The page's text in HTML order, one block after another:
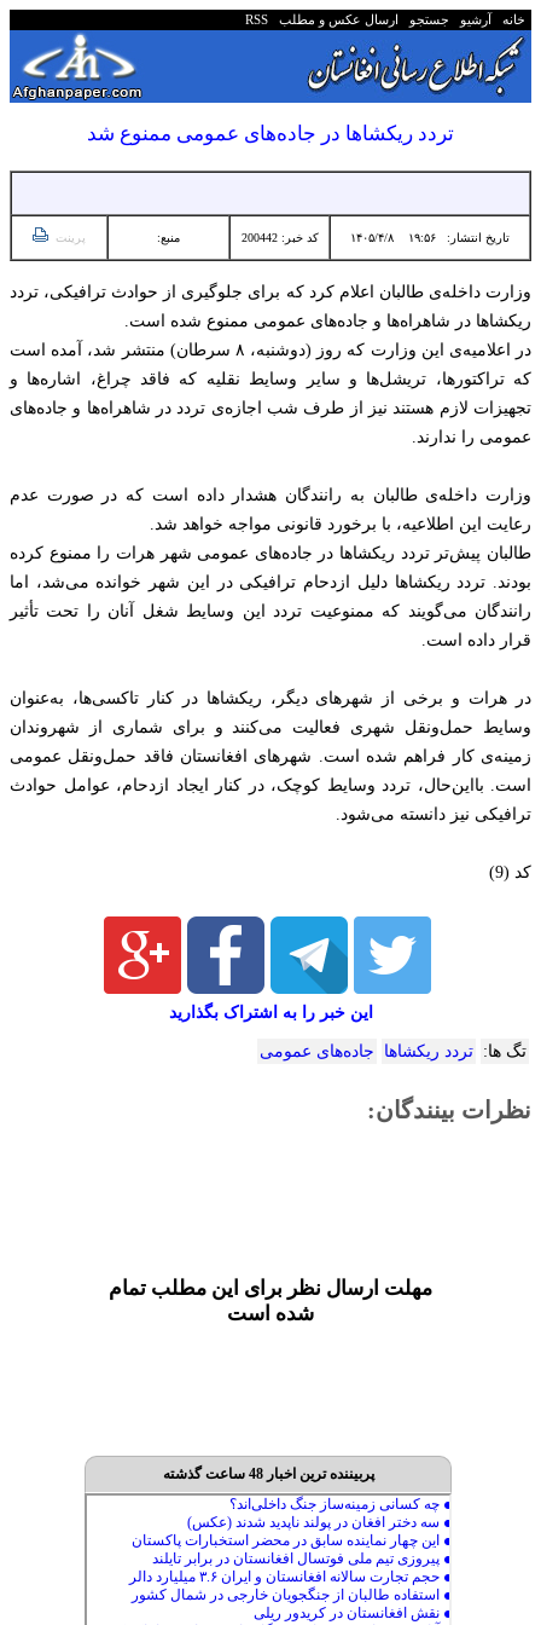
خانه آرشیو جستجو ارسال عکس و مطلب RSS
تردد ریکشاها در جاده‌های عمومی ممنوع شد
تاریخ انتشار: ۱۹:۵۶ ۱۴۰۵/۴/۸ کد خبر: 200442 منبع: پرینت
وزارت داخله‌ی طالبان اعلام کرد که برای جلوگیری از حوادث ترافیکی، تردد
‏ریکشاها در شاهراه‌ها و جاده‌های عمومی ممنوع شده است.‏
در اعلامیه‌ی این وزارت که روز (دوشنبه، ۸ سرطان) منتشر شد، آمده است
که ‏تراکتورها، تریشل‌ها و سایر وسایط نقلیه که فاقد چراغ، اشاره‌ها و
تجهیزات ‏لازم هستند نیز از طرف شب اجازه‌ی تردد در شاهراه‌ها و جاده‌های
عمومی را ‏ندارند.‏
وزارت داخله‌ی طالبان به رانندگان هشدار داده است که در صورت عدم
رعایت ‏این اطلاعیه، با برخورد قانونی مواجه خواهد شد.‏
طالبان پیش‌تر تردد ریکشاها در جاده‌های عمومی شهر هرات را ممنوع کرده
‏بودند. تردد ریکشاها دلیل ازدحام ترافیکی در این شهر خوانده می‌شد، اما
‏رانندگان می‌گویند که ممنوعیت تردد این وسایط شغل آنان را تحت تأثیر
قرار ‏داده است.‏
در هرات و برخی از شهرهای دیگر، ریکشاها در کنار تاکسی‌ها، به‌عنوان
‏وسایط حمل‌ونقل شهری فعالیت می‌کنند و برای شماری از شهروندان
زمینه‌ی کار ‏فراهم شده است.‏ شهرهای افغانستان فاقد حمل‌ونقل عمومی
است. بااین‌حال، تردد وسایط کوچک، در کنار ‏ایجاد ازدحام، عوامل حوادث
ترافیکی نیز دانسته می‌شود.‏
کد (9)
این خبر را به اشتراک بگذارید
تگ ها: تردد ریکشاها جاده‌های عمومی
نظرات بینندگان:
مهلت ارسال نظر برای این مطلب تمام
شده است
پربیننده ترین اخبار 48 ساعت گذشته